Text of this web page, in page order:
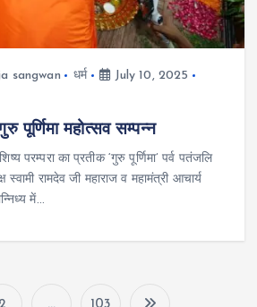
sangwan धर्म
July 10, 2025
पूर्णिमा महोत्सव सम्पन्न
परम्परा का प्रतीक ‘गुरु पूर्णिमा’ पर्व पतंजलि
रामदेव जी महाराज व महामंत्री आचार्य
में…